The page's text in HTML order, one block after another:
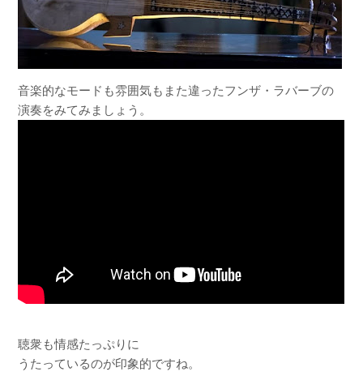
音楽的なモードも雰囲気もまた違ったフンザ・ラバーブの
演奏をみてみましょう。
聴衆も情感たっぷりに
うたっているのが印象的ですね。